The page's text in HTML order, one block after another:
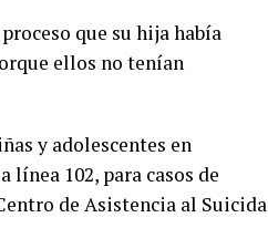
que su hija había
ellos no tenían
y adolescentes en
102, para casos de
de Asistencia al Suicida